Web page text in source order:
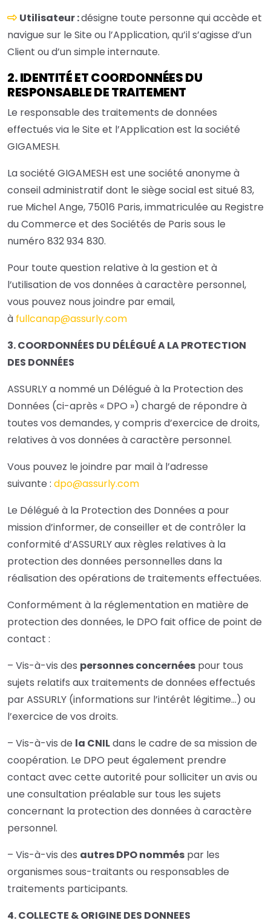
Utilisateur :désigne toute personne qui accède et
navigue sur le Site ou l’Application, qu’il s’agisse d’un
Client ou d’un simple internaute.
2. IDENTITÉET COORDONNÉES DU
RESPONSABLE DE TRAITEMENT
Le responsable des traitements de données
effectués via le Site et l’Application est la société
GIGAMESH.
La société GIGAMESH est une société anonyme à
conseil administratif dont le siège social est situé 83,
rue Michel Ange, 75016 Paris, immatriculée au Registre
du Commerce et des Sociétés de Paris sous le
numéro 832 934 830.
Pour toute question relative à la gestion et à
l’utilisation de vos données à caractère personnel,
vous pouvez nous joindre par email,
à fullcanap@assurly.com
3. COORDONNÉES DU DÉLÉGUÉ A LA PROTECTION
DES DONNÉES
ASSURLY a nommé un Délégué à la Protection des
Données (ci-après « DPO ») chargé de répondre à
toutes vos demandes, y compris d’exercice de droits,
relatives à vos données à caractère personnel.
Vous pouvez le joindre par mail à l’adresse
suivante : dpo@assurly.com
Le Délégué à la Protection des Données a pour
mission d’informer, de conseiller et de contrôler la
conformité d’ASSURLY aux règles relatives à la
protection des données personnelles dans la
réalisation des opérations de traitements effectuées.
Conformément à la réglementation en matière de
protection des données, le DPO fait office de point de
contact :
– Vis-à-vis des personnes concernées pour tous
sujets relatifs aux traitements de données effectués
par ASSURLY (informations sur l’intérêt légitime…) ou
l’exercice de vos droits.
– Vis-à-vis de la CNILdans le cadre de sa mission de
coopération. Le DPO peut également prendre
contact avec cette autorité pour solliciter un avis ou
une consultation préalable sur tous les sujets
concernant la protection des données à caractère
personnel.
– Vis-à-vis des autres DPO nommés par les
organismes sous-traitants ou responsables de
traitements participants.
4. COLLECTE & ORIGINE DES DONNEES